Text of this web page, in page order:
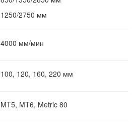
1250/2750 мм
4000 мм/мин
100, 120, 160, 220 мм
MT5, MT6, Metric 80